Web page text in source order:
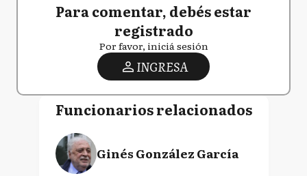
Para comentar, debés estar
registrado
Por favor, iniciá sesión
INGRESA
Funcionarios relacionados
Ginés González García